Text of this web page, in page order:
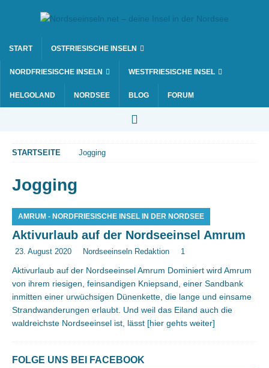
START OSTFRIESISCHE INSELN
NORDFRIESISCHE INSELN WESTFRIESISCHE INSEL
HELGOLAND NORDSEE BLOG FORUM
STARTSEITE Jogging
Jogging
AMRUM - NORDFRIESISCHE INSEL IN DER NORDSEE
Aktivurlaub auf der Nordseeinsel Amrum
23. August 2020 Nordseeinseln Redaktion 1
Aktivurlaub auf der Nordseeinsel Amrum Dominiert wird Amrum
von ihrem riesigen, feinsandigen Kniepsand, einer Sandbank
inmitten einer urwüchsigen Dünenkette, die lange und einsame
Strandwanderungen erlaubt. Und weil das Eiland auch die
waldreichste Nordseeinsel ist, lässt [hier gehts weiter]
FOLGE UNS BEI FACEBOOK